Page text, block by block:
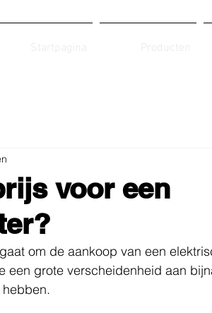
Producten
voor een
om de aankoop van een
een grote verscheidenheid aan